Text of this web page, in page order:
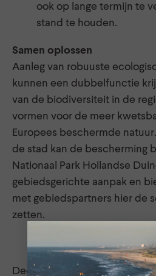
ook op lange termijn te
stand te houden.
Samen oplossen
Aanleg van robuuste
kunnen een dubbelfunctie
van de biodiversiteit in de
vormen voor de meer
Europees beschermde
de stad kan de bescherming
Nationaal Park Hollandse
gebiedsgerichte aanpak en
met gebiedspartners hier de
zetten.
Deel dit bericht via: